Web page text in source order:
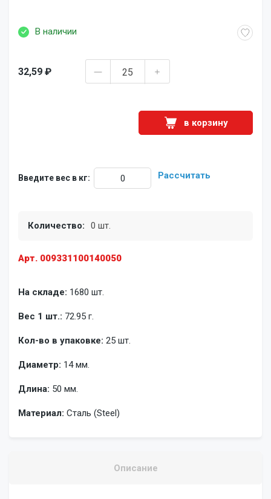
Арт. 009331100140050
В наличии
На складе: 1680 шт.
Вес 1 шт.: 72.95 г.
Кол-во в упаковке: 25 шт.
Диаметр: 14 мм.
Длина: 50 мм.
Материал: Сталь (Steel)
32,59 ₽
в корзину
Введите вес в кг: Рассчитать
Количество: 0 шт.
Описание